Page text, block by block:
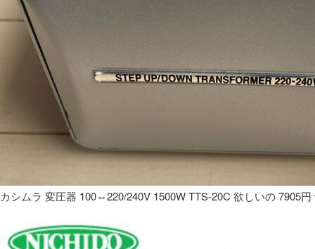
カシムラ 変圧器 100⇔220/240V 1500W TTS-20C 欲しいの 7905円